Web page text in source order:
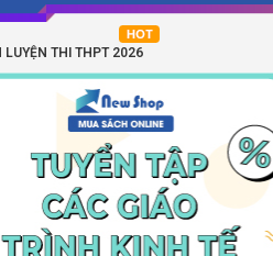
LUYỆN THI THPT 2026